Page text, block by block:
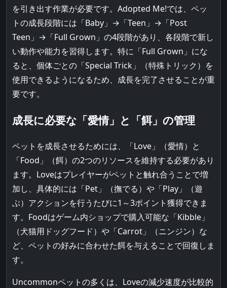
を引き出す作業が必要です。Adopted Me!では、ペッ
トの成長段階には「Baby」→「Teen」→「Post
Teen」→「Full Grown」の4段階があり、各段階で新し
い動作や能力を習得します。特に「Full Grown」にな
ると、個体ごとの「Special Trick」（特殊トリック）を
使用できるようになるため、成長を完了させることが重
要です。
成長に必要な「愛情」と「餌」の管理
ペットを成長させるためには、「Love」（愛情）と
「Food」（餌）の2つのリソースを維持する必要があり
ます。Loveはプレイヤーがペットと触れ合うことで増
加し、具体的には「Pet」（撫でる）や「Play」（遊
ぶ）アクションを行うたびに1～3ポイント獲得できま
す。Foodはゲーム内ショップで購入可能な「Kibble」
（犬猫用ドッグフード）や「Carrot」（ニンジン）な
ど、ペットの好みに合わせた餌を与えることで回復しま
す。
Uncommonペットの多くは、Loveの減少速度が比較的